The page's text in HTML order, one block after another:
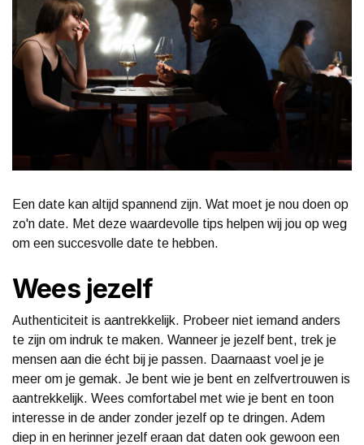
Een date kan altijd spannend zijn. Wat moet je nou doen op
zo'n date. Met deze waardevolle tips helpen wij jou op weg
om een succesvolle date te hebben.
Wees jezelf
Authenticiteit is aantrekkelijk. Probeer niet iemand anders
te zijn om indruk te maken. Wanneer je jezelf bent, trek je
mensen aan die écht bij je passen. Daarnaast voel je je
meer om je gemak. Je bent wie je bent en zelfvertrouwen is
aantrekkelijk. Wees comfortabel met wie je bent en toon
interesse in de ander zonder jezelf op te dringen. Adem
diep in en herinner jezelf eraan dat daten ook gewoon een